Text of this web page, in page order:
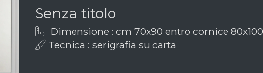
Senza titolo
Dimensione : cm 70x90 entro cornice 80x100
Tecnica : serigrafia su carta